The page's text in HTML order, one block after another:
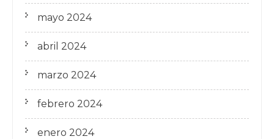
mayo 2024
abril 2024
marzo 2024
febrero 2024
enero 2024